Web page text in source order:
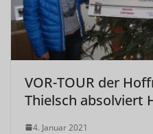
VOR-TOUR der
Thielsch absolviert
4. Januar 2021